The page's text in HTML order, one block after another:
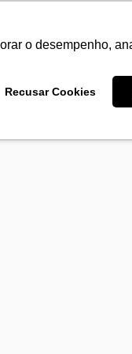
o desempenho,
Recusar Cookies